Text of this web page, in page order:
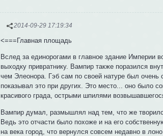
2014-09-29 17:19:34
<===Главная площадь
Вслед за единорогами в главное здание
выходку привратнику. Вампир также поразился
чем Элеонора. Гэб сам по своей натуре был
показывал это при других. Это место... оно было
красивого града, острыми шпилями
Вампир думал, размышлял над тем, что же
Ведь это отчасти было похоже и на его
на века город, что вернулся совсем недавно в